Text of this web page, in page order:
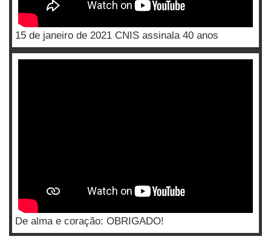
15 de janeiro de 2021 CNIS assinala 40 anos
De alma e coração: OBRIGADO!